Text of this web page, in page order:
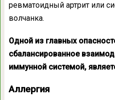
ревматоидный артрит или
волчанка.
Одной из главных
сбалансированное
иммунной системой,
Аллергия